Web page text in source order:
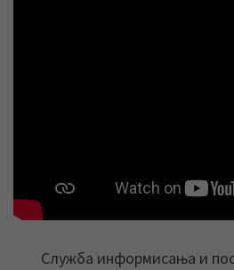
Служба информисања и